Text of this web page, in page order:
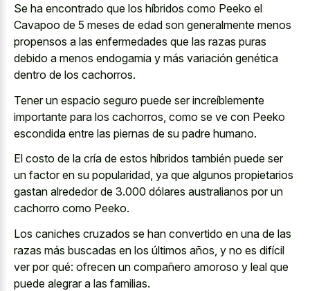
Se ha encontrado que los híbridos como Peeko el
Cavapoo de 5 meses de edad son generalmente menos
propensos a las enfermedades que las razas puras
debido a menos endogamia y más variación genética
dentro de los cachorros.
Tener un espacio seguro puede ser increíblemente
importante para los cachorros, como se ve con Peeko
escondida entre las piernas de su padre humano.
El costo de la cría de estos híbridos también puede ser
un factor en su popularidad, ya que algunos propietarios
gastan alrededor de 3.000 dólares australianos por un
cachorro como Peeko.
Los caniches cruzados se han convertido en una de las
razas más buscadas en los últimos años, y no es difícil
ver por qué: ofrecen un compañero amoroso y leal que
puede alegrar a las familias.